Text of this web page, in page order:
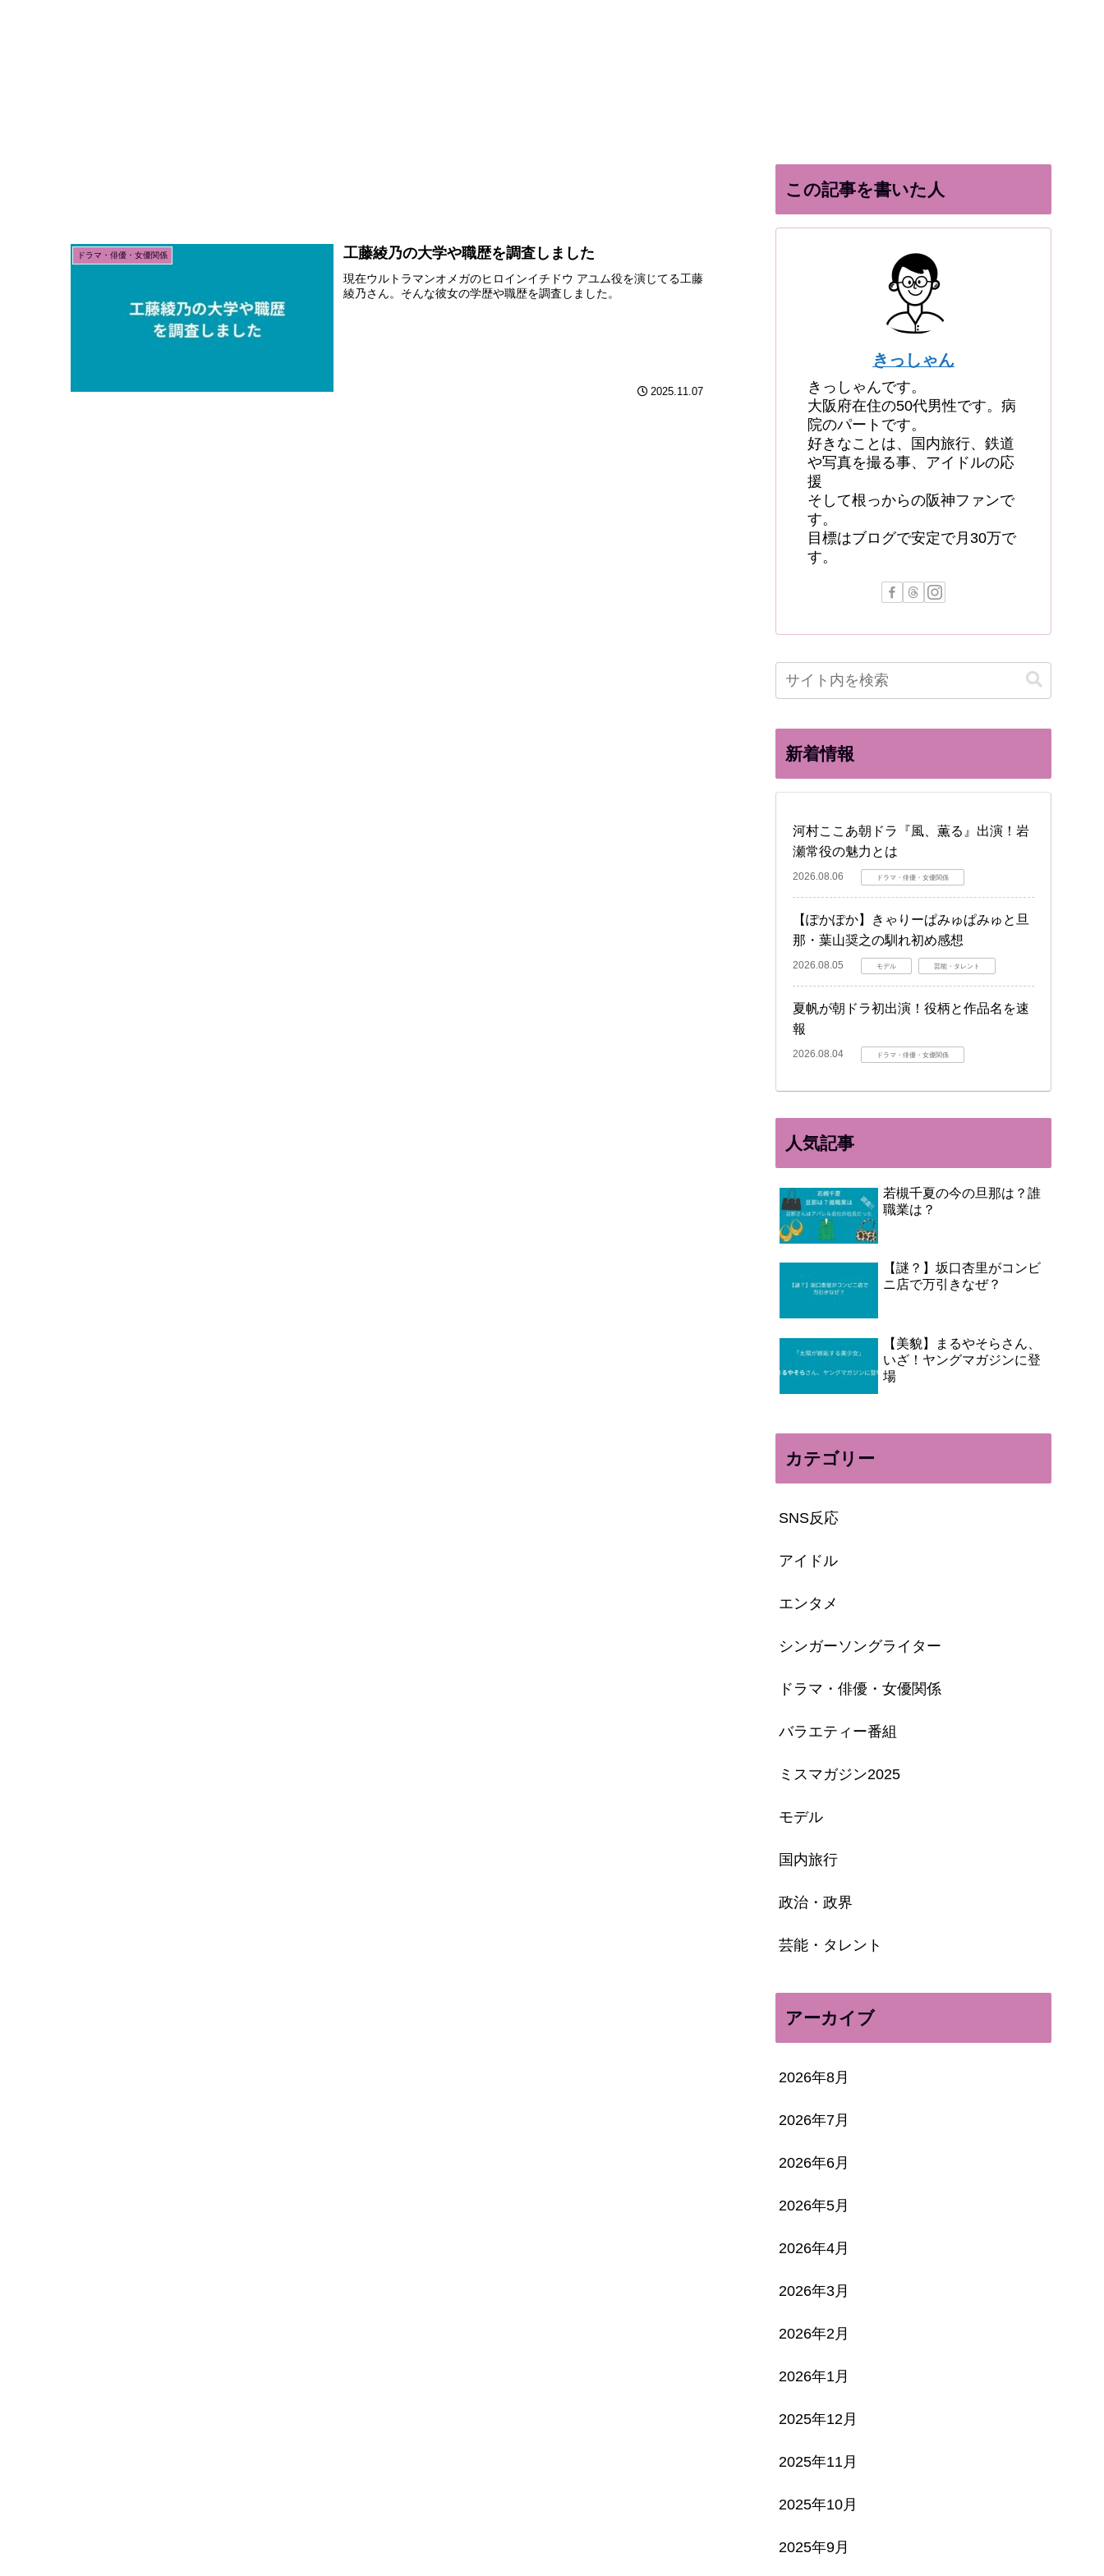
ドラマ・俳優・女優関係 工藤綾乃の大学や職歴を調査しました
現在ウルトラマンオメガのヒロインイチドウ アユム役を演じてる工藤
綾乃さん。そんな彼女の学歴や職歴を調査しました。
2025.11.07
この記事を書いた人
きっしゃん
きっしゃんです。
大阪府在住の50代男性です。病
院のパートです。
好きなことは、国内旅行、鉄道
や写真を撮る事、アイドルの応
援
そして根っからの阪神ファンで
す。
目標はブログで安定で月30万で
す。
新着情報
河村ここあ朝ドラ『風、薫る』出演！岩
瀬常役の魅力とは
2026.08.06 ドラマ・俳優・女優関係
【ぽかぽか】きゃりーぱみゅぱみゅと旦
那・葉山奨之の馴れ初め感想
2026.08.05 モデル 芸能・タレント
夏帆が朝ドラ初出演！役柄と作品名を速
報
2026.08.04 ドラマ・俳優・女優関係
人気記事
若槻千夏の今の旦那は？誰
職業は？
【謎？】坂口杏里がコンビ
ニ店で万引きなぜ？
【美貌】まるやそらさん、
いざ！ヤングマガジンに登
場
カテゴリー
SNS反応
アイドル
エンタメ
シンガーソングライター
ドラマ・俳優・女優関係
バラエティー番組
ミスマガジン2025
モデル
国内旅行
政治・政界
芸能・タレント
アーカイブ
2026年8月
2026年7月
2026年6月
2026年5月
2026年4月
2026年3月
2026年2月
2026年1月
2025年12月
2025年11月
2025年10月
2025年9月